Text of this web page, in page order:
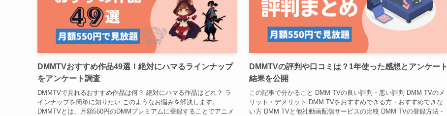
DMMTVおすすめ作品49選！絶対にハマるラインナップ
をアンケート調査
DMMTVで見れるおすすめ作品は何？ 絶対にハマる作品はどれ？ ラ
インナップを簡単に知りたい このようなお悩みを解決します。
DMMTVとは、月額550円のDMMプレミアムに登録することでアニメ
DMMTVの評判や口コミは？1年使った感想とアンケート
結果を公開
この記事で分かること DMM TVの良い評判・悪い評判 DMM TVのメ
リット・デメリット DMM TVをおすすめできる方・おすすめできな
い方 DMM TVと他社動画配信サービスの比較 DMM TVの登録方法・